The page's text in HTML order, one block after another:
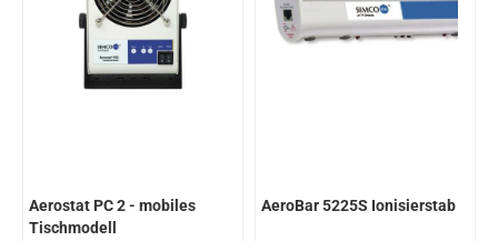
Aerostat PC 2 - mobiles
Tischmodell
AeroBar 5225S Ionisierstab